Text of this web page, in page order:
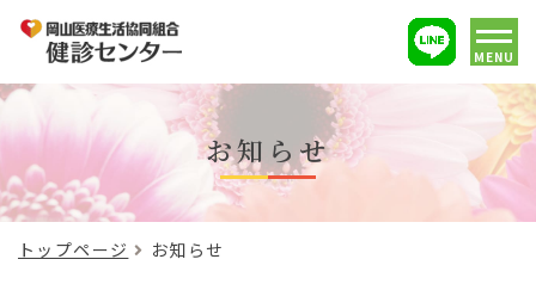
MENU
お知らせ
トップページ お知らせ